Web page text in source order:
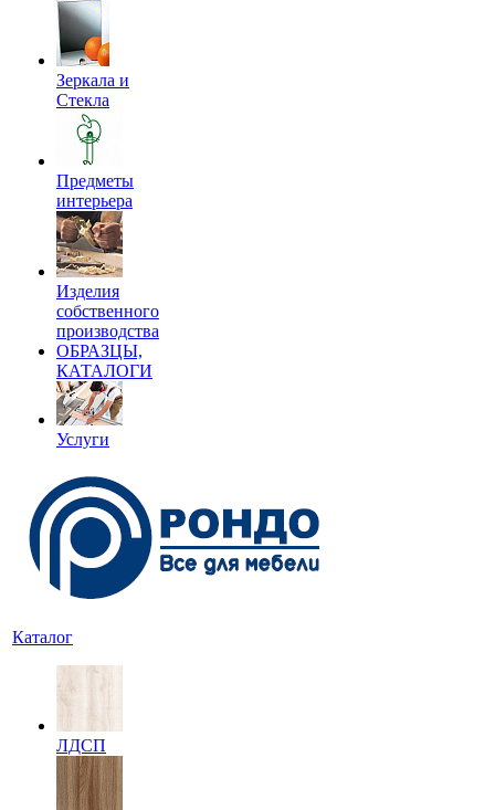
Зеркала и
Стекла
Предметы
интерьера
Изделия
собственного
производства
ОБРАЗЦЫ,
КАТАЛОГИ
Услуги
Каталог
ЛДСП